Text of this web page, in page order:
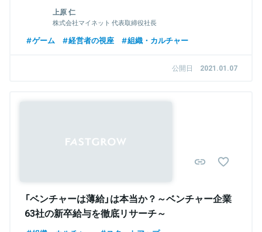
上原 仁
株式会社マイネット 代表取締役社長
ゲーム 経営者の視座 組織・カルチャー
公開日 2021.01.07
「ベンチャーは薄給」は本当か？～ベンチャー企業
63社の新卒給与を徹底リサーチ～